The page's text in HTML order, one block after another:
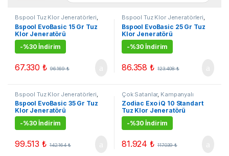
Bspool Tuz Klor Jeneratörleri,
Tuz Klor Jenerarörleri
Bspool EvoBasic 15 Gr Tuz
Klor Jeneratörü
-%30 İndirim
67.330₺ 96.169₺
Bspool Tuz Klor Jeneratörleri,
Tuz Klor Jenerarörleri
Bspool EvoBasic 25 Gr Tuz
Klor Jeneratörü
-%30 İndirim
86.358₺ 123.408₺
Bspool Tuz Klor Jeneratörleri
Tuz Klor Jenerarörleri
Bspool EvoBasic 35 Gr Tuz
Klor Jeneratörü
-%30 İndirim
99.513₺ 142.164₺
Çok Satanlar, Kampanyalı
Ürünler Tuz Klor Jenerarörleri
Zodiac Tuz Klor Jeneratörleri
Zodiac Exo iQ 10 Standart
Tuz Klor Jeneratörü
-%30 İndirim
81.924₺ 117.039₺